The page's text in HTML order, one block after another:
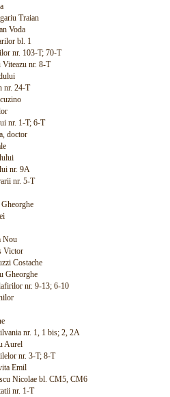
Traian
Voda
bl. 1
nr. 103-T; 70-T
nr. 8-T
nr. 24-T
nr. 1-T; 6-T
doctor
nr. 9A
nr. 5-T
Nou
Victor
Costache
Gheorghe
nr. 9-13; 6-10
nr. 1, 1 bis; 2, 2A
Aurel
nr. 3-T; 8-T
Emil
Nicolae bl. CM5, CM6
nr. 1-T